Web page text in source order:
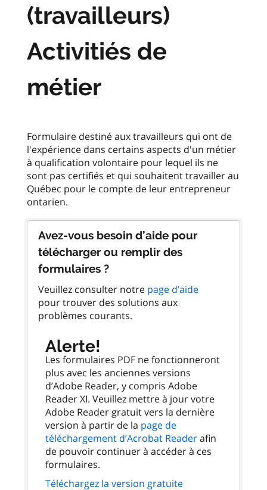
(travailleurs)
Activitiés de
métier
Formulaire destiné aux travailleurs qui ont de
l'expérience dans certains aspects d'un métier
à qualification volontaire pour lequel ils ne
sont pas certifiés et qui souhaitent travailler au
Québec pour le compte de leur entrepreneur
Avez-vous besoin d’aide pour
télécharger ou remplir des
formulaires ?
Veuillez consulter notre page d’aide
pour trouver des solutions aux
problèmes courants.
Alerte!
Les formulaires PDF ne fonctionneront
plus avec les anciennes versions
d’Adobe Reader, y compris Adobe
Reader XI. Veuillez mettre à jour votre
Adobe Reader gratuit vers la dernière
version à partir de la page de
téléchargement d’Acrobat Readerafin
de pouvoir continuer à accéder à ces
formulaires.
Téléchargez la version gratuite